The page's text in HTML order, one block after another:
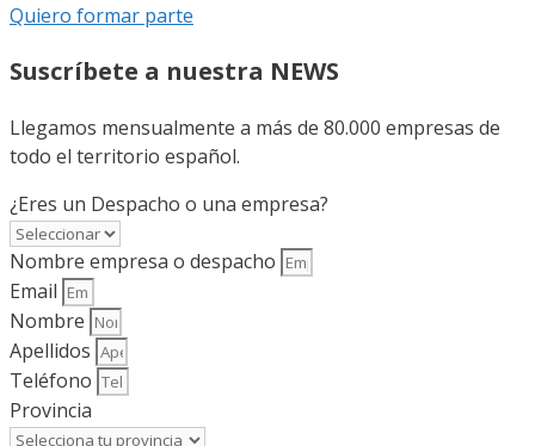
Quiero formar parte
Suscríbete a nuestra NEWS
Llegamos mensualmente a más de 80.000 empresas de
todo el territorio español.
¿Eres un Despacho o una empresa?
Nombre empresa o despacho
Email
Nombre
Apellidos
Teléfono
Provincia